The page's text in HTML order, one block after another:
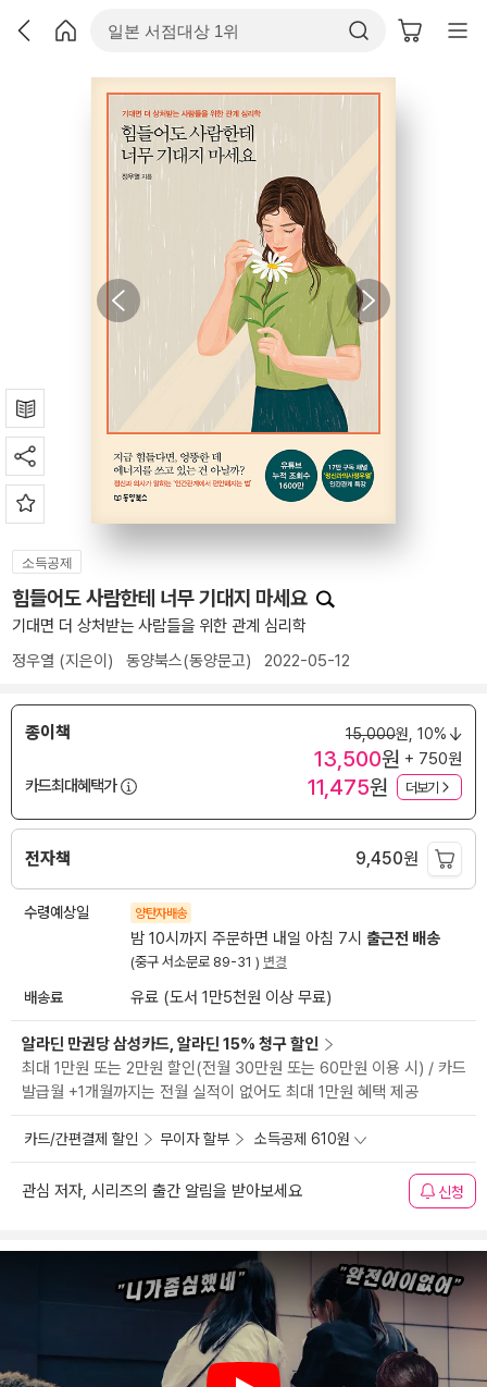
소득공제
힘들어도 사람한테 너무 기대지 마세요
기대면 더 상처받는 사람들을 위한 관계 심리학
정우열 (지은이) 동양북스(동양문고) 2022-05-12
종이책 15,000원, 10%
13,500원 + 750원
카드최대혜택가
11,475원 더보기
전자책 9,450원
수령예상일 양탄자배송
밤 10시까지 주문하면 내일 아침 7시 출근전 배송
(중구 서소문로 89-31 ) 변경
배송료 유료 (도서 1만5천원 이상 무료)
알라딘 만권당 삼성카드, 알라딘 15% 청구 할인
최대 1만원 또는 2만원 할인(전월 30만원 또는 60만원 이용 시) / 카드
발급월 +1개월까지는 전월 실적이 없어도 최대 1만원 혜택 제공
카드/간편결제 할인 무이자 할부 소득공제 610원
관심 저자, 시리즈의 출간 알림을 받아보세요 신청